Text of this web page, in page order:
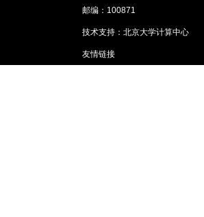
邮编：100871
技术支持：北京大学计算中心
友情链接